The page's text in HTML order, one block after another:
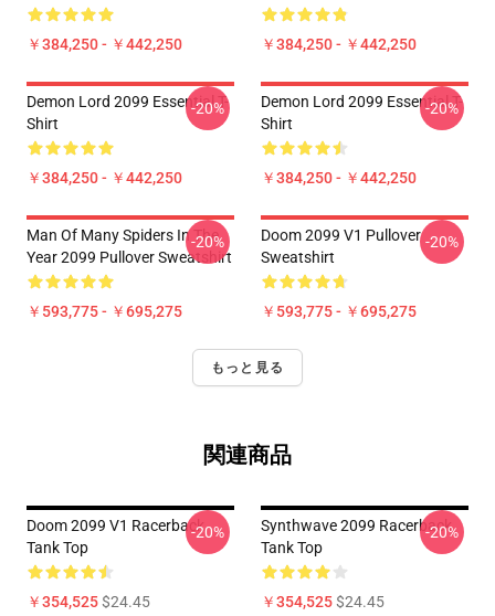
￥384,250 - ￥442,250 ￥384,250 - ￥442,250
Demon Lord 2099 Essential T-
Shirt
￥384,250 - ￥442,250
-20%
Demon Lord 2099 Essential T-
Shirt
￥384,250 - ￥442,250
-20%
Man Of Many Spiders In The
Year 2099 Pullover Sweatshirt
￥593,775 - ￥695,275
-20%
Doom 2099 V1 Pullover
Sweatshirt
￥593,775 - ￥695,275
-20%
もっと見る
関連商品
Doom 2099 V1 Racerback
Tank Top
￥354,525$24.45
-20%
Synthwave 2099 Racerback
Tank Top
￥354,525$24.45
-20%